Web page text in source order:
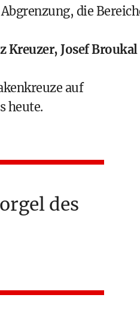
die
Kreuzer, Josef Broukal
auf
heute.
des